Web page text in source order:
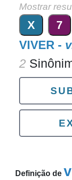
Mostrar
X 7
VIVER -
2
Definição de